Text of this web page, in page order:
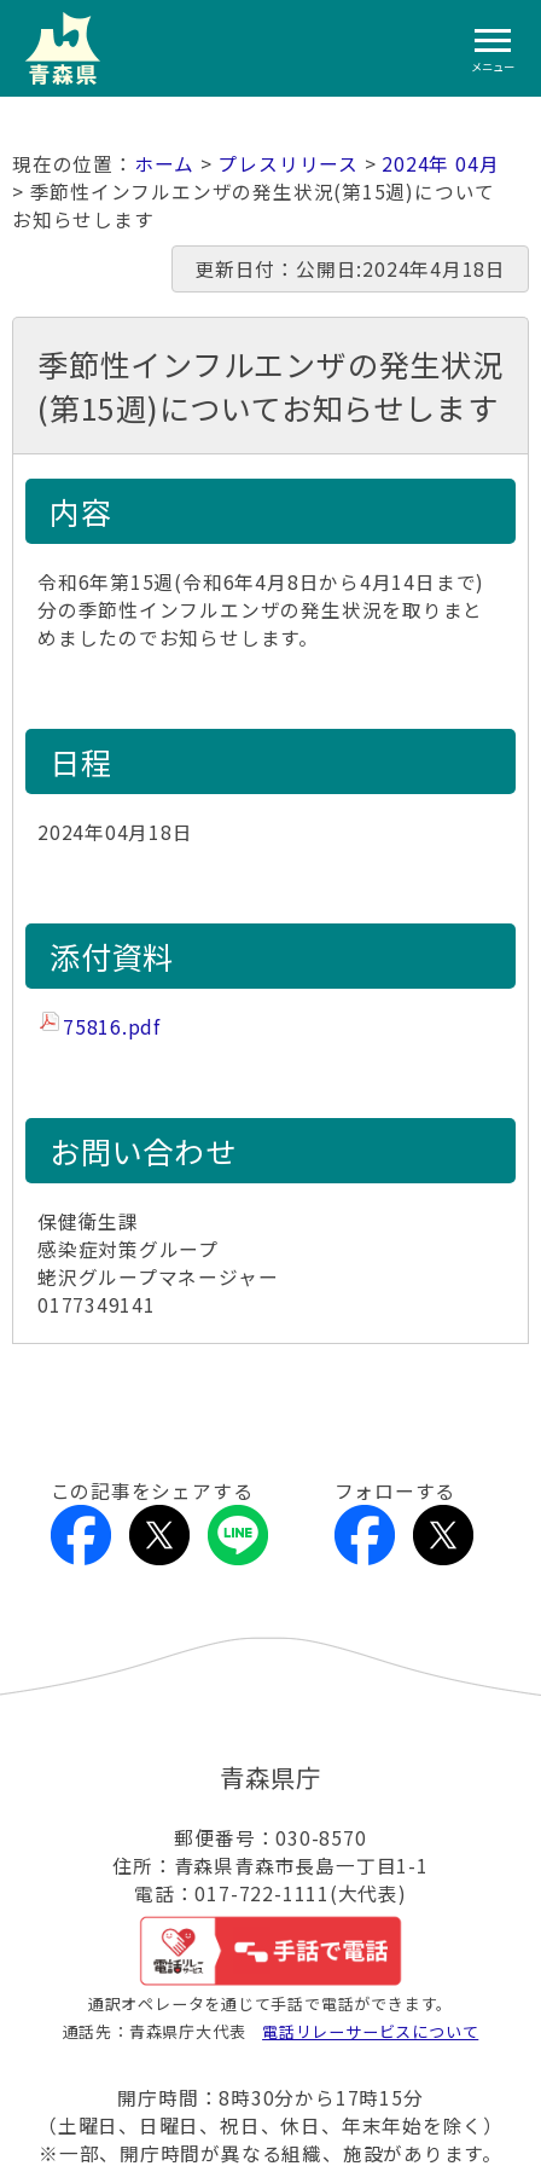
メニュー
ホーム > プレスリリース > 2024年 04月
> 季節性インフルエンザの発生状況(第15週)について
お知らせします
更新日付：公開日:2024年4月18日
季節性インフルエンザの発生状況
(第15週)についてお知らせします
内容
令和6年第15週(令和6年4月8日から4月14日まで)
分の季節性インフルエンザの発生状況を取りまと
めましたのでお知らせします。
日程
2024年04月18日
添付資料
75816.pdf
お問い合わせ
保健衛生課
感染症対策グループ
蛯沢グループマネージャー
0177349141
この記事をシェアする フォローする
青森県庁
郵便番号：030-8570
住所：青森県青森市長島一丁目1-1
電話：017-722-1111(大代表)
通訳オペレータを通じて手話で電話ができます。
通話先：青森県庁大代表 電話リレーサービスについて
開庁時間：8時30分から17時15分
（土曜日、日曜日、祝日、休日、年末年始を除く）
※一部、開庁時間が異なる組織、施設があります。